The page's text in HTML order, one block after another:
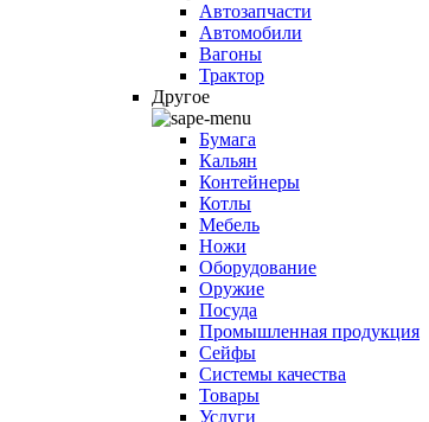
Автозапчасти
Автомобили
Вагоны
Трактор
Другое
Бумага
Кальян
Контейнеры
Котлы
Мебель
Ножи
Оборудование
Оружие
Посуда
Промышленная продукция
Сейфы
Системы качества
Товары
Услуги